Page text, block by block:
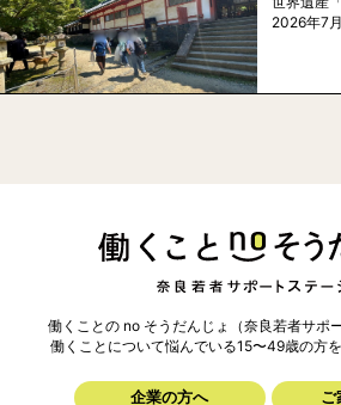
2026年7
働くことの no そうだんじょ（奈良若者サポ
働くことについて悩んでいる15〜49歳の方を
企業の方へ ご